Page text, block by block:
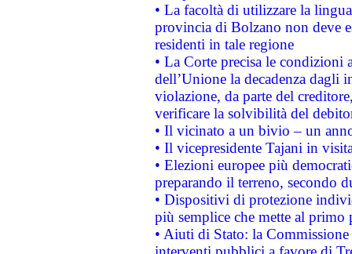
• La facoltà di utilizzare la
provincia di Bolzano non deve
residenti in tale regione
• La Corte precisa le
dell’Unione la decadenza dagli
violazione, da parte del
verificare la solvibilità del
• Il vicinato a un bivio – un
• Il vicepresidente Tajani in
• Elezioni europee più
preparando il terreno, secondo
• Dispositivi di protezione
più semplice che mette al primo
• Aiuti di Stato: la